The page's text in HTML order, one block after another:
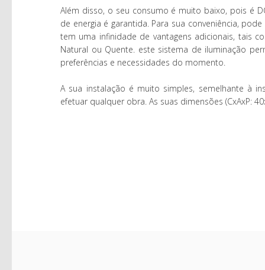
Além disso, o seu consumo é muito baixo, pois é
de energia é garantida. Para sua conveniência,
tem uma infinidade de vantagens adicionais, tais
Natural ou Quente. este sistema de iluminação
preferências e necessidades do momento.
A sua instalação é muito simples, semelhante à
efetuar qualquer obra. As suas dimensões (CxAxP: